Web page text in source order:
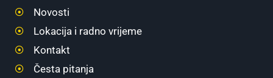
Novosti
Lokacija i radno vrijeme
Kontakt
Česta pitanja